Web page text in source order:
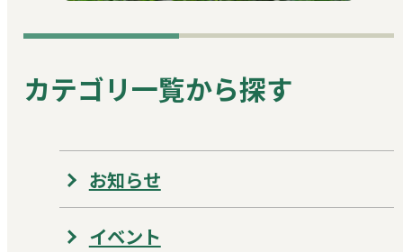
カテゴリ一覧から探す
お知らせ
イベント